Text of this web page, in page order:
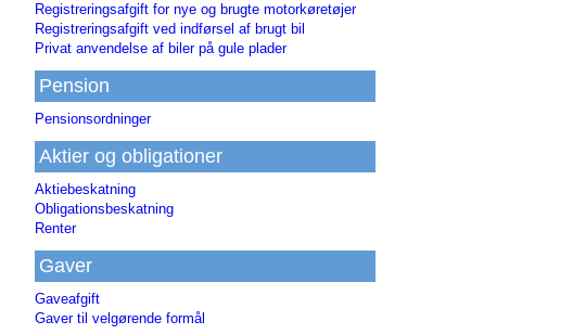
Registreringsafgift for nye og brugte motorkøretøjer
Registreringsafgift ved indførsel af brugt bil
Privat anvendelse af biler på gule plader
Pension
Pensionsordninger
Aktier og obligationer
Aktiebeskatning
Obligationsbeskatning
Renter
Gaver
Gaveafgift
Gaver til velgørende formål